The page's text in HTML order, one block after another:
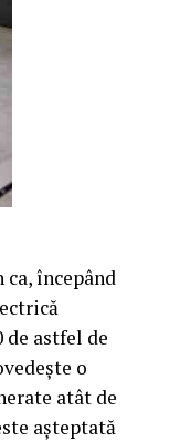
începând
astfel de
o
atât de
aşteptată